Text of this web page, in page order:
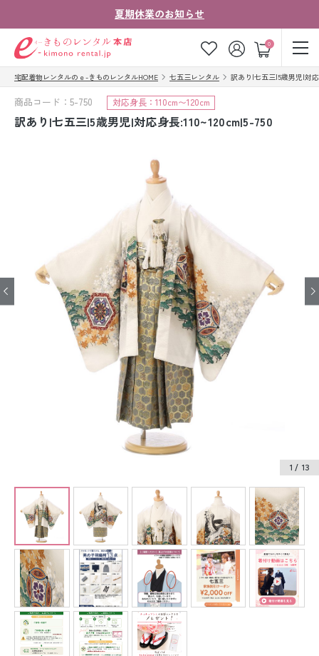
夏期休業のお知らせ
0
ゲスト
お気に入り ログイン カート
ご注文の流れ
法人・グループの
お客様はこちら
着物の種類から探す
七五三レンタル
振袖レンタル
卒業式袴レンタル
ジュニア着物レンタル
ジュニア洋装レンタル
ベビー洋装レンタル
紋付袴レンタル
留袖レンタル
宅配着物レンタルのｅ-きものレンタルHOME 七五三レンタル 訳あり|七五三|5歳男児|対応
商品コード：5-750 対応身長：110cm〜120cm
訳あり|七五三|5歳男児|対応身長:110~120cm|5-750
1 / 13